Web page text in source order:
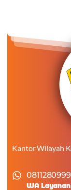
Kantor Wilayah
WA Layanan